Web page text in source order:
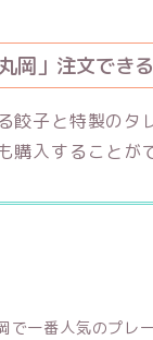
岡」注文でき
餃子と特製のタ
購入することが
で一番人気のプレ